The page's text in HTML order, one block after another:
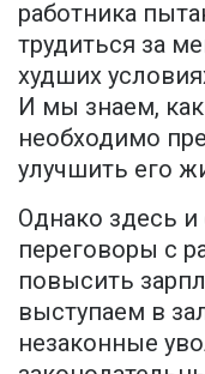
работника
трудиться за
худших
И мы знаем,
необходимо
улучшить его
Однако здесь
переговоры с
повысить
выступаем в
незаконные